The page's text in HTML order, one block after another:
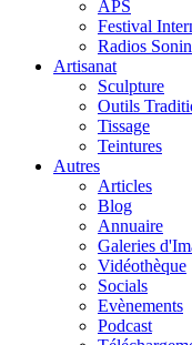
APS
Festival
Radios
Artisanat
Sculpture
Outils
Tissage
Teintures
Autres
Articles
Blog
Annuaire
Galeries
Vidéothèque
Socials
Evènements
Podcast